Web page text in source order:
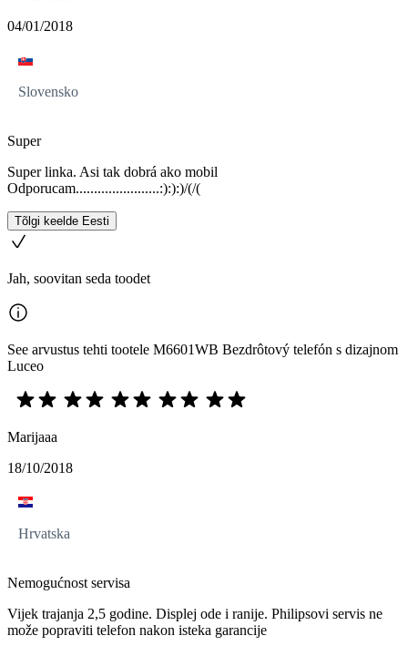
04/01/2018
Slovensko
Super
Super linka. Asi tak dobrá ako mobil
Odporucam.......................:):):)/(/(
Tõlgi keelde Eesti
Jah, soovitan seda toodet
See arvustus tehti tootele M6601WB Bezdrôtový telefón s dizajnom
Luceo
Marijaaa
18/10/2018
Hrvatska
Nemogućnost servisa
Vijek trajanja 2,5 godine. Displej ode i ranije. Philipsovi servis ne
može popraviti telefon nakon isteka garancije